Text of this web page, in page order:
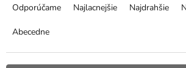
Odporúčame Najlacnejšie Najdrahšie
Abecedne